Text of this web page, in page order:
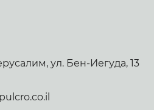
ул. Бен-Иегуда, 13